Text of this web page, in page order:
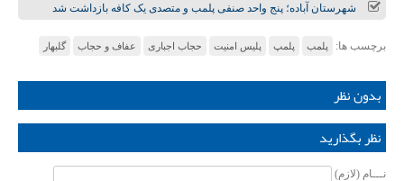
شهرستان آباده؛ پنج واحد صنفی پلمب و متصدی یک کافه بازداشت شد
برچسب ها: پلمب پلمپ پلیس امنیت حجاب اجباری عفاف و حجاب گلبهار
بدون نظر
نظر بگذارید
نـــام (لازم)